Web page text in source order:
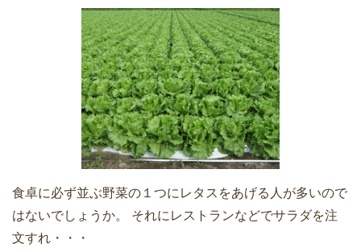
食卓に必ず並ぶ野菜の１つにレタスをあげる人が多いので
はないでしょうか。 それにレストランなどでサラダを注
文すれ・・・